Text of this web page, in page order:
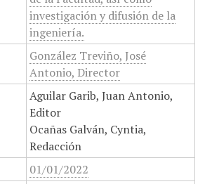
investigación y difusión de la
ingeniería.
González Treviño, José
Antonio, Director
Aguilar Garib, Juan Antonio,
Editor
Ocañas Galván, Cyntia,
Redacción
01/01/2022